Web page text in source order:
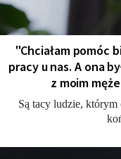
"Chciałam pomóc
pracy u nas. A ona
z moim
Są tacy ludzie, którym